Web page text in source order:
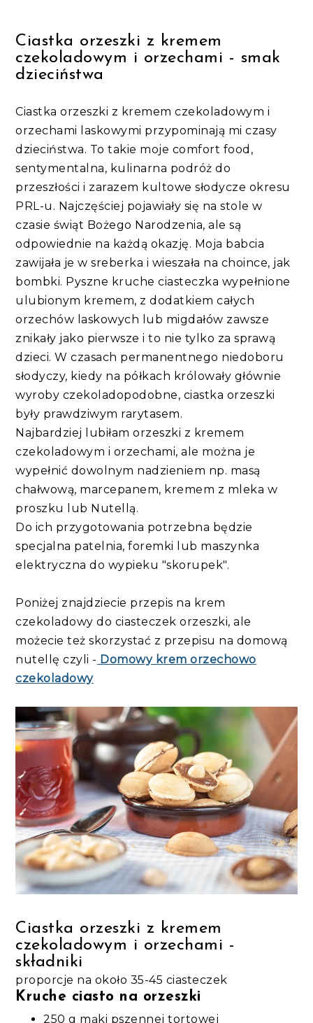
Ciastka orzeszki z kremem
czekoladowym i orzechami - smak
dzieciństwa
Ciastka orzeszki z kremem czekoladowym i
orzechami laskowymi przypominają mi czasy
dzieciństwa. To takie moje comfort food,
sentymentalna, kulinarna podróż do
przeszłości i zarazem kultowe słodycze okresu
PRL-u. Najczęściej pojawiały się na stole w
czasie świąt Bożego Narodzenia, ale są
odpowiednie na każdą okazję. Moja babcia
zawijała je w sreberka i wieszała na choince, jak
bombki. Pyszne kruche ciasteczka wypełnione
ulubionym kremem, z dodatkiem całych
orzechów laskowych lub migdałów zawsze
znikały jako pierwsze i to nie tylko za sprawą
dzieci. W czasach permanentnego niedoboru
słodyczy, kiedy na półkach królowały głównie
wyroby czekoladopodobne, ciastka orzeszki
były prawdziwym rarytasem.
Najbardziej lubiłam orzeszki z kremem
czekoladowym i orzechami, ale można je
wypełnić dowolnym nadzieniem np. masą
chałwową, marcepanem, kremem z mleka w
proszku lub Nutellą.
Do ich przygotowania potrzebna będzie
specjalna patelnia, foremki lub maszynka
elektryczna do wypieku "skorupek".
Poniżej znajdziecie przepis na krem
czekoladowy do ciasteczek orzeszki, ale
możecie też skorzystać z przepisu na domową
nutellę czyli - Domowy krem orzechowo
czekoladowy
Ciastka orzeszki z kremem
czekoladowym i orzechami -
składniki
proporcje na około 35-45 ciasteczek
Kruche ciasto na orzeszki
250 g mąki pszennej tortowej